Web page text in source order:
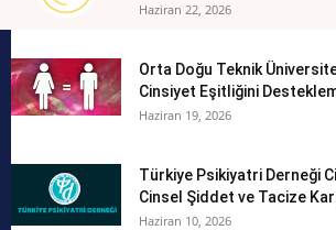
Haziran 22, 2026
Orta Doğu Teknik
Cinsiyet Eşitliğini
Haziran 19, 2026
Türkiye Psikiyatri Derneği
Cinsel Şiddet ve Tacize
Haziran 10, 2026